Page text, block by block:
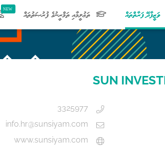
ވަޒީފާދޭ ފަރާތްތައް(current) ތަޢުލީމާއި ތަމްރީނުގެ ފުރުޞަތުތައް
SUN
3325977
info.hr@sunsiyam.com
www.sunsiyam.com